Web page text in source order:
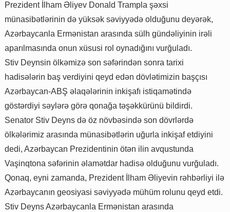
Prezident İlham Əliyev Donald Trampla şəxsi
münasibətlərinin də yüksək səviyyədə olduğunu deyərək,
Azərbaycanla Ermənistan arasında sülh gündəliyinin irəli
aparılmasında onun xüsusi rol oynadığını vurğuladı.
Stiv Deynsin ölkəmizə son səfərindən sonra tarixi
hadisələrin baş verdiyini qeyd edən dövlətimizin başçısı
Azərbaycan-ABŞ əlaqələrinin inkişafı istiqamətində
göstərdiyi səylərə görə qonağa təşəkkürünü bildirdi.
Senator Stiv Deyns də öz növbəsində son dövrlərdə
ölkələrimiz arasında münasibətlərin uğurla inkişaf etdiyini
dedi, Azərbaycan Prezidentinin ötən ilin avqustunda
Vaşinqtona səfərinin əlamətdar hadisə olduğunu vurğuladı.
Qonaq, eyni zamanda, Prezident İlham Əliyevin rəhbərliyi ilə
Azərbaycanın geosiyasi səviyyədə mühüm rolunu qeyd etdi.
Stiv Deyns Azərbaycanla Ermənistan arasında